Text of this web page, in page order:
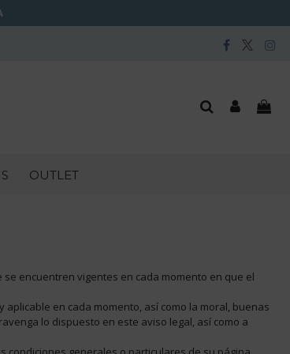
OUTLET
encuentren vigentes en cada momento en que el
en cada momento, así como la moral, buenas
lo dispuesto en este aviso legal, así como a